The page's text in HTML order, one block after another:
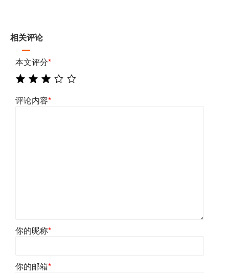
相关评论
本文评分*
评论内容*
你的昵称*
你的邮箱*